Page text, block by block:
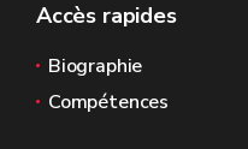
Accès rapides
Biographie
Compétences